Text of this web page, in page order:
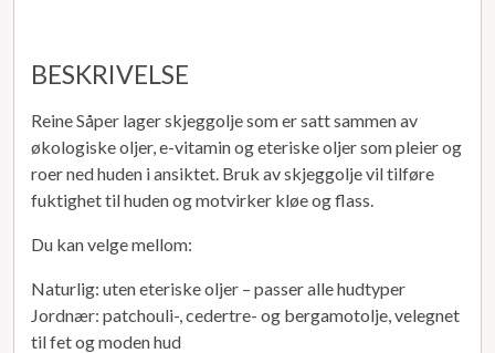
BESKRIVELSE
Reine Såper lager skjeggolje som er satt sammen av
økologiske oljer, e-vitamin og eteriske oljer som pleier og
roer ned huden i ansiktet. Bruk av skjeggolje vil tilføre
fuktighet til huden og motvirker kløe og flass.
Du kan velge mellom:
Naturlig: uten eteriske oljer – passer alle hudtyper
Jordnær: patchouli-, cedertre- og bergamotolje, velegnet
til fet og moden hud